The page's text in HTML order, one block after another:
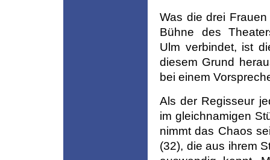
Was die drei
Bühne des
Ulm verbindet, ist
diesem Grund
bei einem
Als der Regisseur
im gleichnamigen
nimmt das Chaos
(32), die aus ihrem